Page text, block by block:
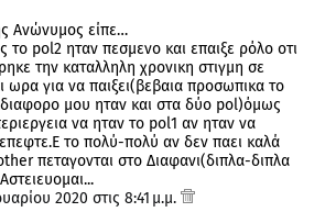
Ανώνυμος είπε…
το pol2 ηταν πεσμενο και επαιξε ρόλο οτι
την καταλληλη χρονικη στιγμη σε
ωρα για να παιξει(βεβαια προσωπικα το
μου ηταν και στα δύο pol)όμως
να ηταν το pol1 αν ηταν να
το πολύ-πολύ αν δεν παει καλά
πεταγονται στο Διαφανι(διπλα-διπλα
2020 στις 8:41 μ.μ.